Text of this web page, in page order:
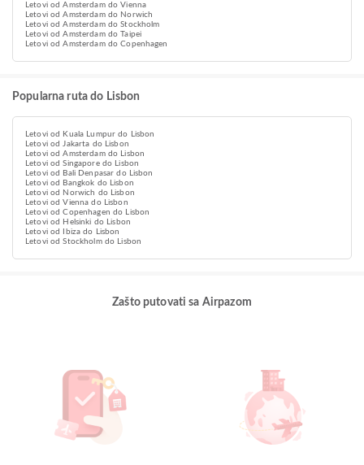
Letovi od Amsterdam do Vienna
Letovi od Amsterdam do Norwich
Letovi od Amsterdam do Stockholm
Letovi od Amsterdam do Taipei
Letovi od Amsterdam do Copenhagen
Popularna ruta do Lisbon
Letovi od Kuala Lumpur do Lisbon
Letovi od Jakarta do Lisbon
Letovi od Amsterdam do Lisbon
Letovi od Singapore do Lisbon
Letovi od Bali Denpasar do Lisbon
Letovi od Bangkok do Lisbon
Letovi od Norwich do Lisbon
Letovi od Vienna do Lisbon
Letovi od Copenhagen do Lisbon
Letovi od Helsinki do Lisbon
Letovi od Ibiza do Lisbon
Letovi od Stockholm do Lisbon
Zašto putovati sa Airpazom